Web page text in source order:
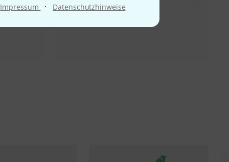
Impressum · Datenschutzhinweise